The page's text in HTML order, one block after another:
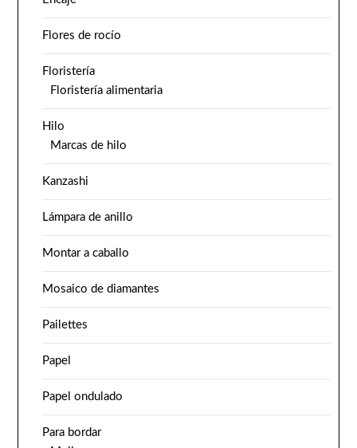
Flores de rocío
Floristería
Floristería alimentaria
Hilo
Marcas de hilo
Kanzashi
Lámpara de anillo
Montar a caballo
Mosaico de diamantes
Pailettes
Papel
Papel ondulado
Para bordar